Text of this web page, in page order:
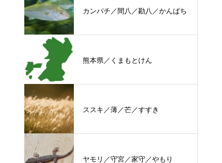
カンパチ／間八／勘八／かんぱち
熊本県／くまもとけん
ススキ／薄／芒／すすき
ヤモリ／守宮／家守／やもり